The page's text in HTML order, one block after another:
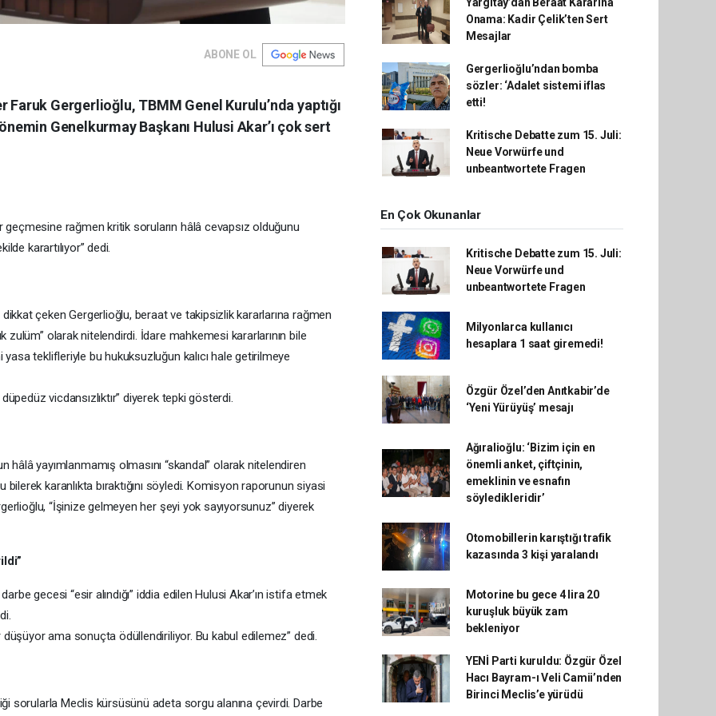
ABONE OL
Gergerlioğlu, TBMM Genel Kurulu’nda yaptığı
Genelkurmay Başkanı Hulusi Akar’ı çok sert
rağmen kritik soruların hâlâ cevapsız olduğunu
karartılıyor” dedi.
dikkat çeken Gergerlioğlu, beraat ve takipsizlik kararlarına rağmen
zulüm” olarak nitelendirdi. İdare mahkemesi kararlarının bile
teklifleriyle bu hukuksuzluğun kalıcı hale getirilmeye
vicdansızlıktır” diyerek tepki gösterdi.
yayımlanmamış olmasını “skandal” olarak nitelendiren
karanlıkta bıraktığını söyledi. Komisyon raporunun siyasi
“İşinize gelmeyen her şeyi yok sayıyorsunuz” diyerek
gecesi “esir alındığı” iddia edilen Hulusi Akar’ın istifa etmek
düşüyor ama sonuçta ödüllendiriliyor. Bu kabul edilemez” dedi.
sorularla Meclis kürsüsünü adeta sorgu alanına çevirdi. Darbe
Onama: Kadir Çelik’ten Sert
Mesajlar
Gergerlioğlu’ndan bomba
sözler: ‘Adalet sistemi iflas
etti!
Kritische Debatte zum 15. Juli:
Neue Vorwürfe und
unbeantwortete Fragen
En Çok Okunanlar
Kritische Debatte zum 15. Juli:
Neue Vorwürfe und
unbeantwortete Fragen
Milyonlarca kullanıcı
hesaplara 1 saat giremedi!
Özgür Özel’den Anıtkabir’de
‘Yeni Yürüyüş’ mesajı
Ağıralioğlu: ‘Bizim için en
önemli anket, çiftçinin,
emeklinin ve esnafın
söyledikleridir’
Otomobillerin karıştığı trafik
kazasında 3 kişi yaralandı
Motorine bu gece 4 lira 20
kuruşluk büyük zam
bekleniyor
YENİ Parti kuruldu: Özgür Özel
Hacı Bayram-ı Veli Camii’nden
Birinci Meclis’e yürüdü